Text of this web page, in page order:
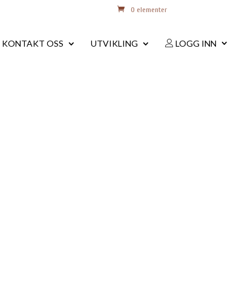
0 elementer
KONTAKT OSS UTVIKLING LOGG INN